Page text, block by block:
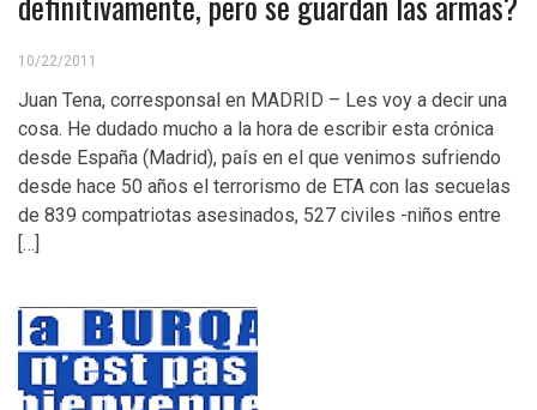
10/22/2011
Juan Tena, corresponsal en MADRID – Les voy a decir una
cosa. He dudado mucho a la hora de escribir esta crónica
desde España (Madrid), país en el que venimos sufriendo
desde hace 50 años el terrorismo de ETA con las secuelas
de 839 compatriotas asesinados, 527 civiles -niños entre
[…]